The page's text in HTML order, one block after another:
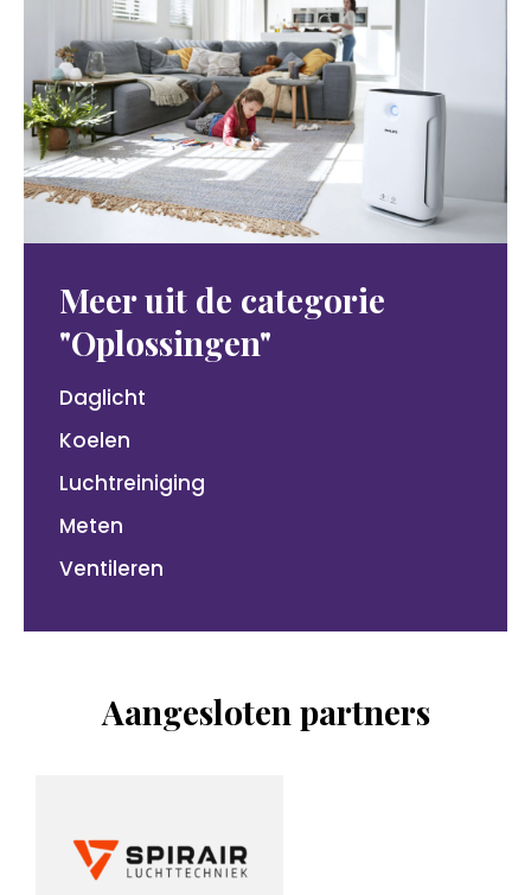
Meer uit de categorie
"Oplossingen"
Daglicht
Koelen
Luchtreiniging
Meten
Ventileren
Aangesloten partners